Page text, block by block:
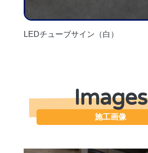
LEDチューブサイン（白）
Images
施工画像